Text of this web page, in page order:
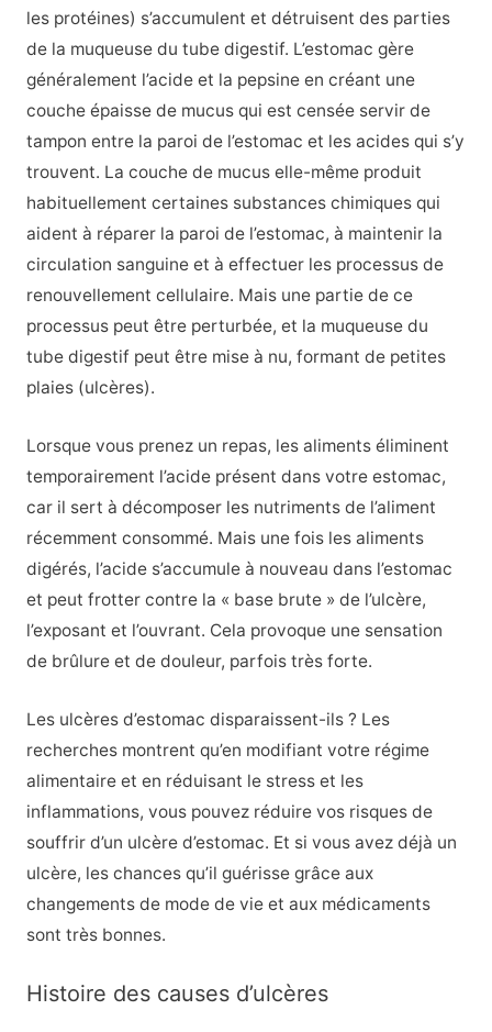
les protéines) s’accumulent et détruisent des parties
de la muqueuse du tube digestif. L’estomac gère
généralement l’acide et la pepsine en créant une
couche épaisse de mucus qui est censée servir de
tampon entre la paroi de l’estomac et les acides qui s’y
trouvent. La couche de mucus elle-même produit
habituellement certaines substances chimiques qui
aident à réparer la paroi de l’estomac, à maintenir la
circulation sanguine et à effectuer les processus de
renouvellement cellulaire. Mais une partie de ce
processus peut être perturbée, et la muqueuse du
tube digestif peut être mise à nu, formant de petites
plaies (ulcères).
Lorsque vous prenez un repas, les aliments éliminent
temporairement l’acide présent dans votre estomac,
car il sert à décomposer les nutriments de l’aliment
récemment consommé. Mais une fois les aliments
digérés, l’acide s’accumule à nouveau dans l’estomac
et peut frotter contre la « base brute » de l’ulcère,
l’exposant et l’ouvrant. Cela provoque une sensation
de brûlure et de douleur, parfois très forte.
Les ulcères d’estomac disparaissent-ils ? Les
recherches montrent qu’en modifiant votre régime
alimentaire et en réduisant le stress et les
inflammations, vous pouvez réduire vos risques de
souffrir d’un ulcère d’estomac. Et si vous avez déjà un
ulcère, les chances qu’il guérisse grâce aux
changements de mode de vie et aux médicaments
sont très bonnes.
Histoire des causes d’ulcères